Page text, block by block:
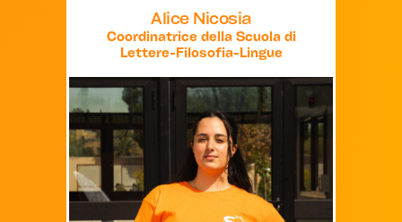
Alice Nicosia
Coordinatrice della Scuola di
Lettere-Filosofia-Lingue